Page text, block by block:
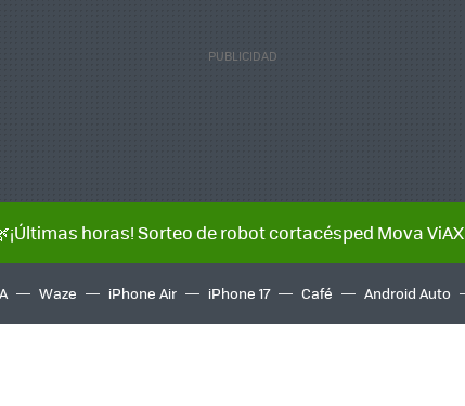
horas! Sorteo de robot cortacésped Mova ViAX
Waze iPhone Air iPhone 17 Café Android Auto